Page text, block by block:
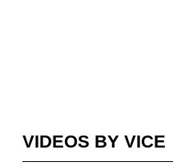
VIDEOS BY VICE